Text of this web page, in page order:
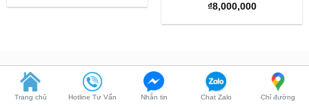
là:
tại
₫12,500,000.
₫8,000,000
BÁO CHÍ NÓI VỀ ZKAR AUTO
Trang chủ Hotline Tư Vấn Nhắn tin Chat Zalo Chỉ đường